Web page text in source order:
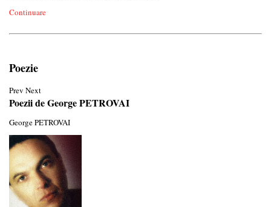
Continuare
Poezie
Prev Next
Poezii de George PETROVAI
George PETROVAI